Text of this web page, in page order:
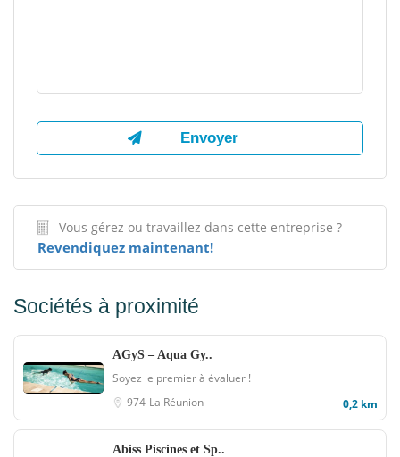
Vous gérez ou travaillez dans cette entreprise ?
Revendiquez maintenant!
Sociétés à proximité
AGyS – Aqua Gy..
Soyez le premier à évaluer !
974-La Réunion
0,2 km
Abiss Piscines et Sp..